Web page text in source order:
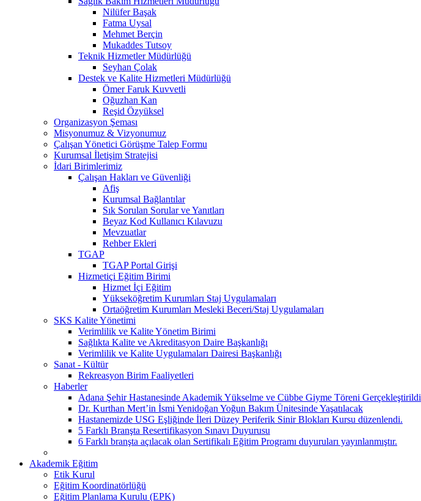
Nilüfer Başak
Fatma Uysal
Mehmet Berçin
Mukaddes Tutsoy
Teknik Hizmetler Müdürlüğü
Seyhan Çolak
Destek ve Kalite Hizmetleri Müdürlüğü
Ömer Faruk Kuvvetli
Oğuzhan Kan
Reşid Özyüksel
Organizasyon Şeması
Misyonumuz & Vizyonumuz
Çalışan Yönetici Görüşme Talep Formu
Kurumsal İletişim Stratejisi
İdari Birimlerimiz
Çalışan Hakları ve Güvenliği
Afiş
Kurumsal Bağlantılar
Sık Sorulan Sorular ve Yanıtları
Beyaz Kod Kullanıcı Kılavuzu
Mevzuatlar
Rehber Ekleri
TGAP
TGAP Portal Girişi
Hizmetiçi Eğitim Birimi
Hizmet İçi Eğitim
Yükseköğretim Kurumları Staj Uygulamaları
Ortaöğretim Kurumları Mesleki Beceri/Staj Uygulamaları
SKS Kalite Yönetimi
Verimlilik ve Kalite Yönetim Birimi
Sağlıkta Kalite ve Akreditasyon Daire Başkanlığı
Verimlilik ve Kalite Uygulamaları Dairesi Başkanlığı
Sanat - Kültür
Rekreasyon Birim Faaliyetleri
Haberler
Adana Şehir Hastanesinde Akademik Yükselme ve Cübbe Giyme Töreni Gerçekleştirildi
Dr. Kurthan Mert’in İsmi Yenidoğan Yoğun Bakım Ünitesinde Yaşatılacak
Hastanemizde USG Eşliğinde İleri Düzey Periferik Sinir Blokları Kursu düzenlendi.
5 Farklı Branşta Resertifikasyon Sınavı Duyurusu
6 Farklı branşta açılacak olan Sertifikalı Eğitim Programı duyuruları yayınlanmıştır.
Akademik Eğitim
Etik Kurul
Eğitim Koordinatörlüğü
Eğitim Planlama Kurulu (EPK)